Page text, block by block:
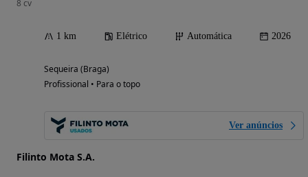
8 cv
1 km Elétrico Automática 2026
Sequeira (Braga)
Profissional • Para o topo
Ver anúncios
Filinto Mota S.A.